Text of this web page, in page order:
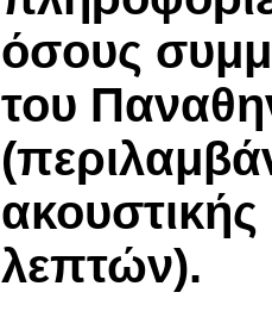
όσους
του
λεπτών).